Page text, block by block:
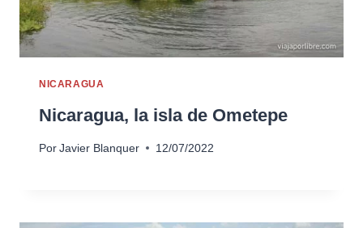
NICARAGUA
Nicaragua, la isla de Ometepe
Por Javier Blanquer 12/07/2022